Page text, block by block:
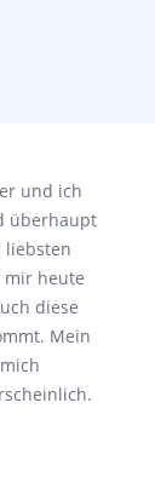
und ich
überhaupt
liebsten
mir heute
diese
Mein